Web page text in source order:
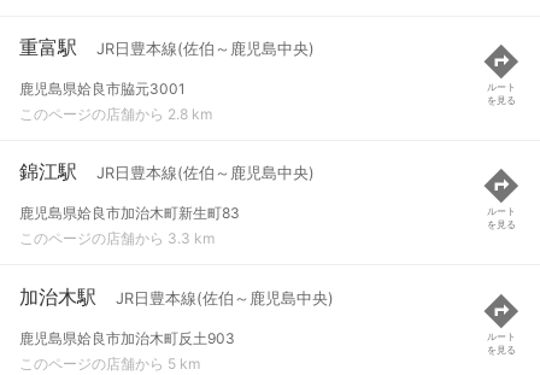
重富駅 JR日豊本線(佐伯～鹿児島中央)
鹿児島県姶良市脇元3001
このページの店舗から 2.8 km
ルート
を見る
錦江駅 JR日豊本線(佐伯～鹿児島中央)
鹿児島県姶良市加治木町新生町83
このページの店舗から 3.3 km
ルート
を見る
加治木駅 JR日豊本線(佐伯～鹿児島中央)
鹿児島県姶良市加治木町反土903
このページの店舗から 5 km
ルート
を見る